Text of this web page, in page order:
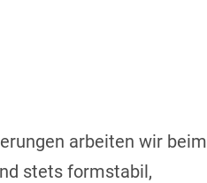
arbeiten wir beim
stets formstabil,